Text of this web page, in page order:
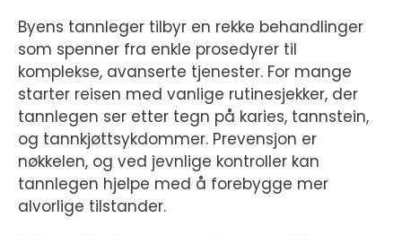
Byens tannleger tilbyr en rekke behandlinger
som spenner fra enkle prosedyrer til
komplekse, avanserte tjenester. For mange
starter reisen med vanlige rutinesjekker, der
tannlegen ser etter tegn på karies, tannstein,
og tannkjøttsykdommer. Prevensjon er
nøkkelen, og ved jevnlige kontroller kan
tannlegen hjelpe med å forebygge mer
alvorlige tilstander.